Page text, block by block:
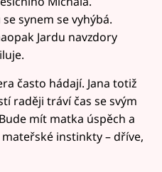
synem se vyhýbá.
Jardu navzdory
často hádají. Jana totiž
raději tráví čas se svým
mít matka úspěch a
instinkty – dříve,